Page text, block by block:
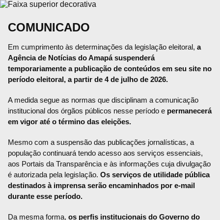
COMUNICADO
Em cumprimento às determinações da legislação eleitoral, a
Agência de Notícias do Amapá suspenderá
temporariamente a publicação de conteúdos em seu site no
período eleitoral, a partir de 4 de julho de 2026.
A medida segue as normas que disciplinam a comunicação
institucional dos órgãos públicos nesse período e permanecerá
em vigor até o término das eleições.
Mesmo com a suspensão das publicações jornalísticas, a
população continuará tendo acesso aos serviços essenciais,
aos Portais da Transparência e às informações cuja divulgação
é autorizada pela legislação. Os serviços de utilidade pública
destinados à imprensa serão encaminhados por e-mail
durante esse período.
Da mesma forma, os perfis institucionais do Governo do